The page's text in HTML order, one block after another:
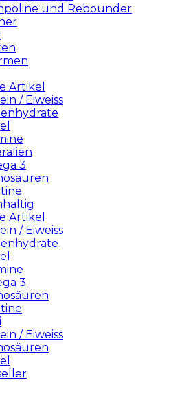
und Rebounder
Artikel
/ Eiweiss
3
Artikel
/ Eiweiss
3
/ Eiweiss